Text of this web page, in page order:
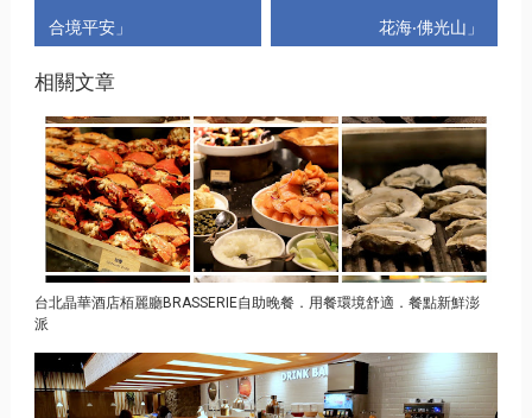
合境平安」
花海‧佛光山」
相關文章
台北晶華酒店栢麗廳BRASSERIE自助晚餐．用餐環境舒適．餐點新鮮澎
派